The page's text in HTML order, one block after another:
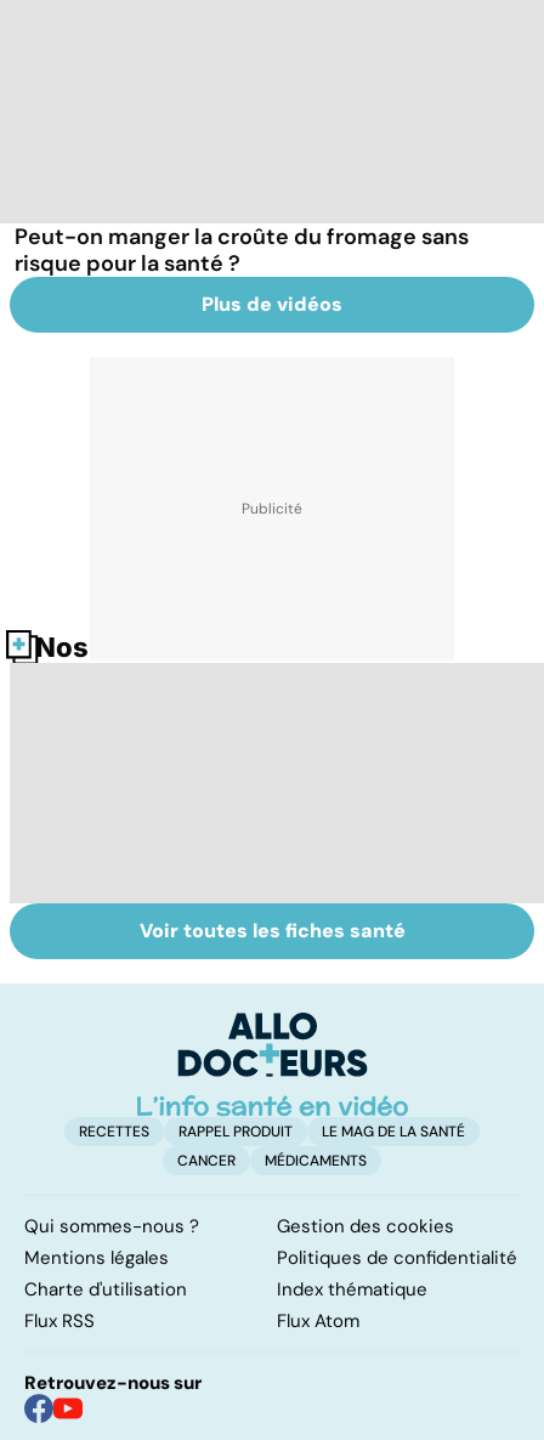
Peut-on manger la croûte du fromage sans
risque pour la santé ?
Plus de vidéos
Nos fiches santé
L'avortement :
quels délais,
Violences
sexuelles :
remettre ?
Voir toutes les fiches santé
RECETTES RAPPEL PRODUIT
LE MAG DE LA SANTÉ
CANCER
MÉDICAMENTS
Qui sommes-nous ?
Gestion des cookies
Mentions légales
Politiques de confidentialité
Charte d'utilisation
Index thématique
Flux RSS
Flux Atom
Retrouvez-nous sur